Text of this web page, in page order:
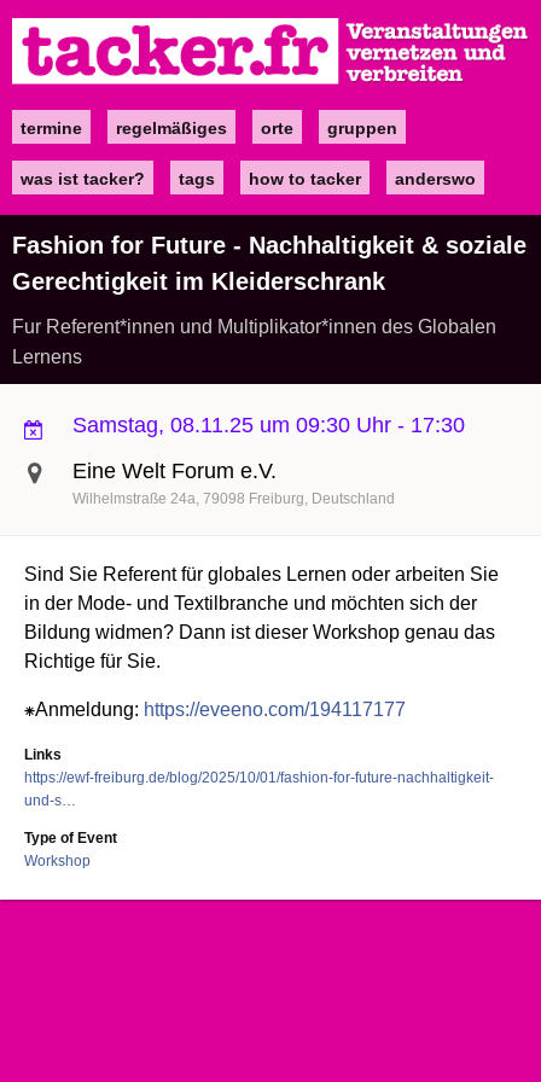
zum
Inhalt
Maintermine regelmäßiges orte gruppen
was ist tacker? tags how to tacker anderswo
Fashion for Future - Nachhaltigkeit & soziale
Gerechtigkeit im Kleiderschrank
Fur Referent*innen und Multiplikator*innen des Globalen
Lernens
Samstag, 08.11.25 um 09:30 Uhr - 17:30
Eine Welt Forum e.V.
Wilhelmstraße 24a 79098 Freiburg Deutschland
Sind Sie Referent für globales Lernen oder arbeiten Sie
in der Mode- und Textilbranche und möchten sich der
Bildung widmen? Dann ist dieser Workshop genau das
Richtige für Sie.
⁕Anmeldung: https://eveeno.com/194117177
Links
https://ewf-freiburg.de/blog/2025/10/01/fashion-for-future-nachhaltigkeit-
und-s…
Type of Event
Workshop